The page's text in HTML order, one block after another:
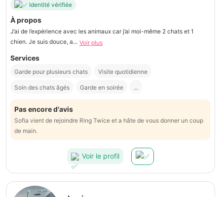
Identité vérifiée
À propos
J’ai de l’expérience avec les animaux car j’ai moi-même 2 chats et 1
chien. Je suis douce, a... Voir plus
Services
Garde pour plusieurs chats Visite quotidienne
Soin des chats âgés Garde en soirée ...
Pas encore d'avis
Sofia vient de rejoindre Ring Twice et a hâte de vous donner un coup
de main.
Voir le profil